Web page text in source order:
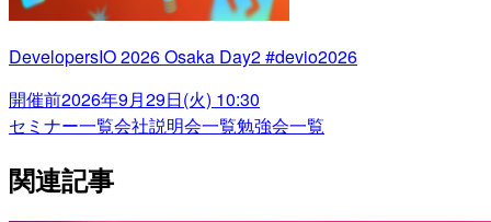
DevelopersIO 2026 Osaka Day2 #devio2026
開催前2026年9月29日(火) 10:30
セミナー一覧会社説明会一覧勉強会一覧
関連記事